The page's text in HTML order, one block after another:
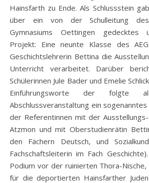
Hainsfarth zu Ende. Als Schlussstein
über ein von der Schulleitung des
Gymnasiums Oettingen gedecktes
Projekt: Eine neunte Klasse des
Geschichtslehrerin Bettina die
Unterricht verarbeitet. Darüber
Schülerinnen Jule Bader und Emelie
Einführungsworte der folgte
Abschlussveranstaltung ein
der Referentinnen mit der
Atzmon und mit Oberstudienrätin
den Fächern Deutsch, und
Fachschaftsleiterin im Fach
Podium vor der ruinierten Thora-
für die deportierten Hainsfarther